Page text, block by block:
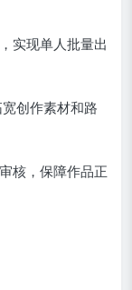
实现单人批量出
创作素材和路
核，保障作品正